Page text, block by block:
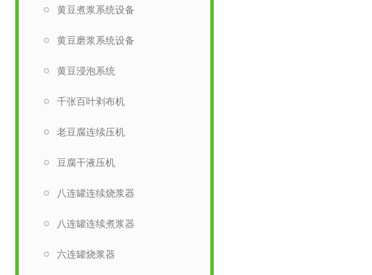
黄豆煮浆系统设备
黄豆磨浆系统设备
黄豆浸泡系统
千张百叶剥布机
老豆腐连续压机
豆腐干液压机
八连罐连续烧浆器
八连罐连续煮浆器
六连罐烧浆器